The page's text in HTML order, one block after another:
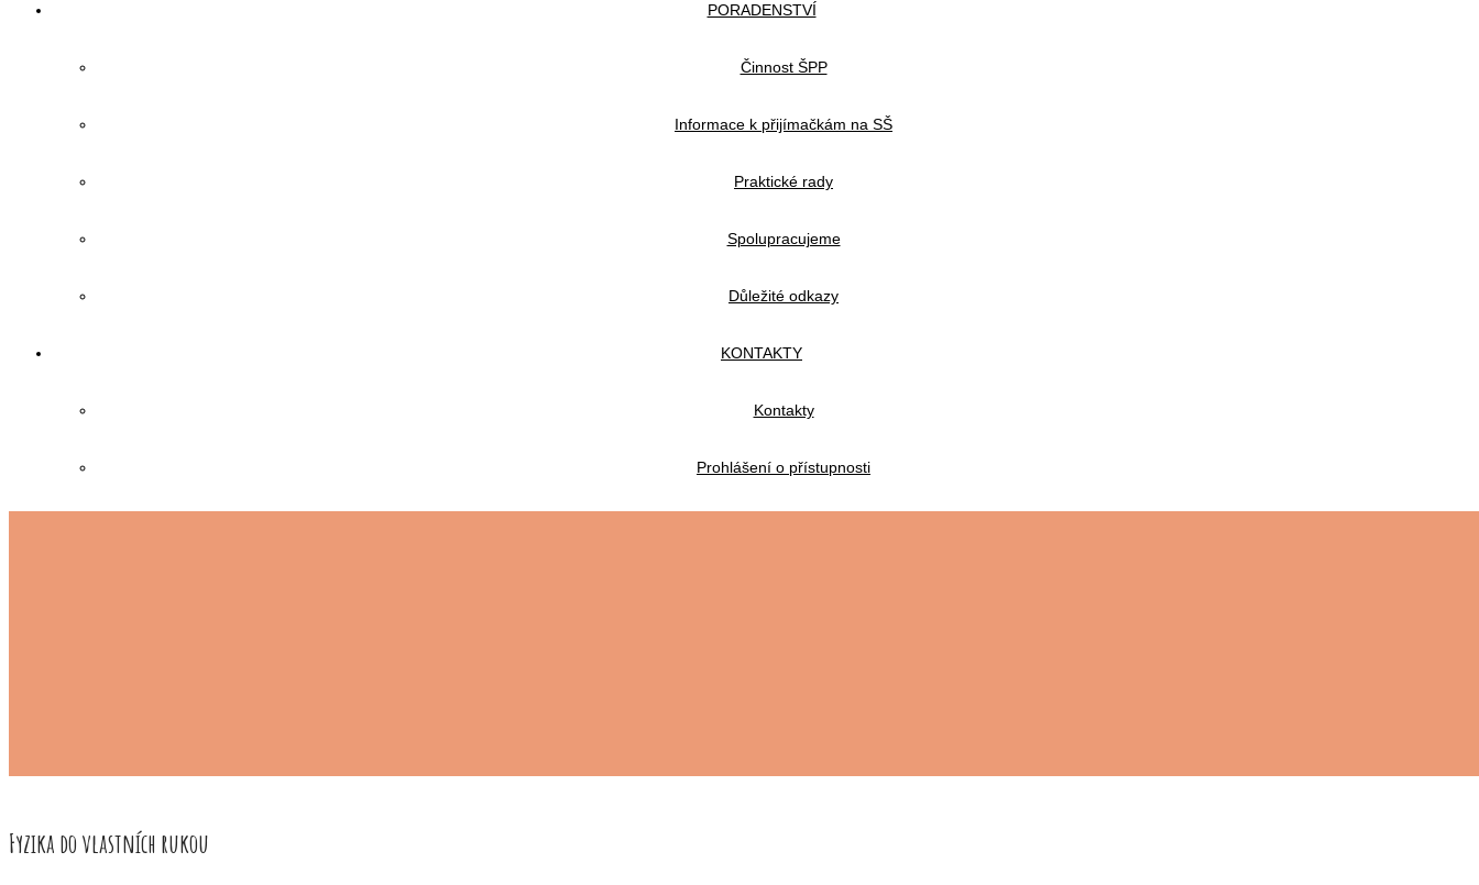
PORADENSTVÍ
Činnost ŠPP
Informace k přijímačkám na SŠ
Praktické rady
Spolupracujeme
Důležité odkazy
KONTAKTY
Kontakty
Prohlášení o přístupnosti
Fyzika do vlastních rukou